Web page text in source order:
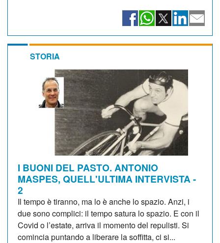
STORIA
I BUONI DEL PASTO. ANTONIO
MASPES, QUELL'ULTIMA INTERVISTA -
2
Il tempo è tiranno, ma lo è anche lo spazio. Anzi, i
due sono complici: il tempo satura lo spazio. E con il
Covid o l’estate, arriva il momento del repulisti. Si
comincia puntando a liberare la soffitta, ci si...